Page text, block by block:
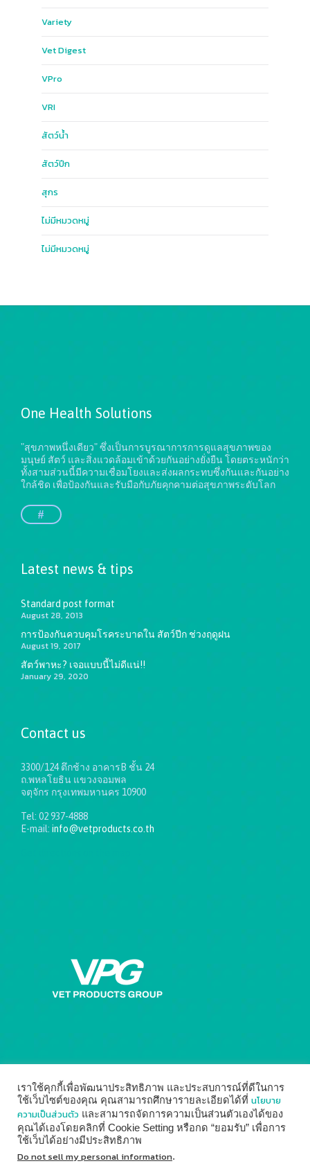
Variety
Vet Digest
VPro
VRI
สัตว์น้ำ
สัตว์ปีก
สุกร
ไม่มีหมวดหมู่
ไม่มีหมวดหมู่
One Health Solutions
"สุขภาพหนึ่งเดียว" ซึ่งเป็นการบูรณาการการดูแลสุขภาพของ
มนุษย์ สัตว์ และสิ่งแวดล้อมเข้าด้วยกันอย่างยั่งยืนโดยตระหนักว่า
ทั้งสามส่วนนี้มีความเชื่อมโยงและส่งผลกระทบซึ่งกันและกันอย่าง
ใกล้ชิด เพื่อป้องกันและรับมือกับภัยคุกคามต่อสุขภาพระดับโลก
#
Latest news & tips
Standard post format
August 28, 2013
การป้องกันควบคุมโรคระบาดใน สัตว์ปีก ช่วงฤดูฝน
August 19, 2017
สัตว์พาหะ? เจอแบบนี้ไม่ดีแน่!!
January 29, 2020
Contact us
3300/124 ตึกช้าง อาคารB ชั้น 24
ถ.พหลโยธิน แขวงจอมพล
จตุจักร กรุงเทพมหานคร 10900
Tel: 02 937-4888
E-mail: info@vetproducts.co.th
เราใช้คุกกี้เพื่อพัฒนาประสิทธิภาพ และประสบการณ์ที่ดีในการ
ใช้เว็บไซต์ของคุณ คุณสามารถศึกษารายละเอียดได้ที่ นโยบาย
ความเป็นส่วนตัว และสามารถจัดการความเป็นส่วนตัวเองได้ของ
คุณได้เองโดยคลิกที่ Cookie Setting หรือกด “ยอมรับ” เพื่อการ
ใช้เว็บได้อย่างมีประสิทธิภาพ
Do not sell my personal information.